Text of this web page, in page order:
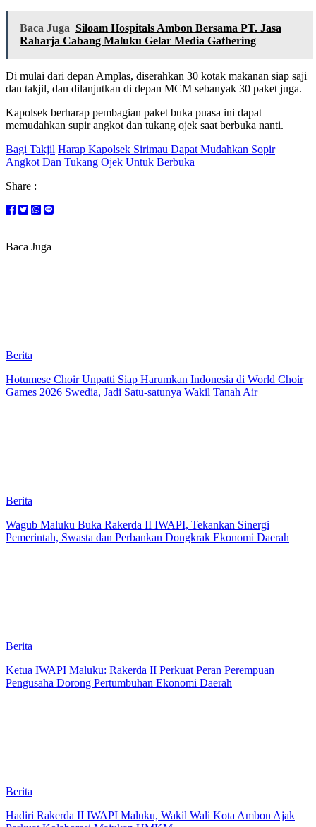
Baca Juga Siloam Hospitals Ambon Bersama PT. Jasa
Raharja Cabang Maluku Gelar Media Gathering
Di mulai dari depan Amplas, diserahkan 30 kotak makanan siap saji
dan takjil, dan dilanjutkan di depan MCM sebanyak 30 paket juga.
Kapolsek berharap pembagian paket buka puasa ini dapat
memudahkan supir angkot dan tukang ojek saat berbuka nanti.
Bagi Takjil Harap Kapolsek Sirimau Dapat Mudahkan Sopir
Angkot Dan Tukang Ojek Untuk Berbuka
Share :
Baca Juga
Berita
Hotumese Choir Unpatti Siap Harumkan Indonesia di World Choir
Games 2026 Swedia, Jadi Satu-satunya Wakil Tanah Air
Berita
Wagub Maluku Buka Rakerda II IWAPI, Tekankan Sinergi
Pemerintah, Swasta dan Perbankan Dongkrak Ekonomi Daerah
Berita
Ketua IWAPI Maluku: Rakerda II Perkuat Peran Perempuan
Pengusaha Dorong Pertumbuhan Ekonomi Daerah
Berita
Hadiri Rakerda II IWAPI Maluku, Wakil Wali Kota Ambon Ajak